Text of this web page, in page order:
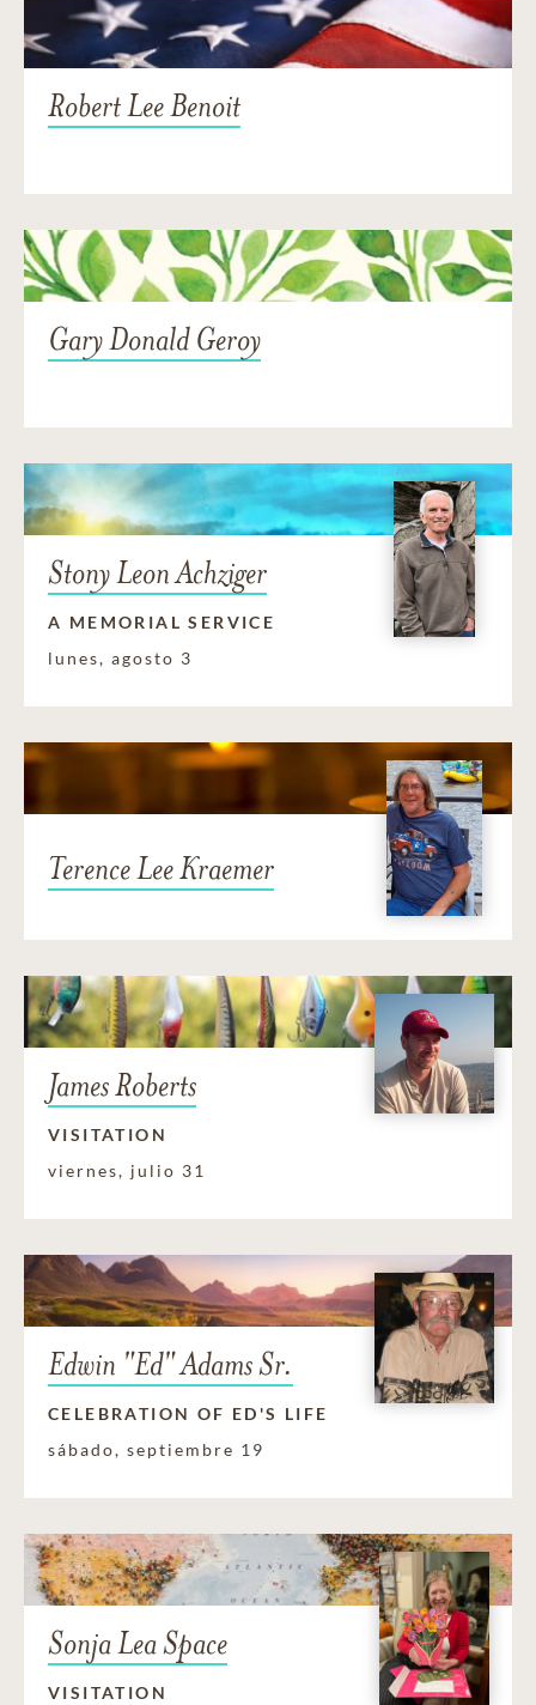
Robert Lee Benoit
Gary Donald Geroy
Stony Leon Achziger
A MEMORIAL SERVICE
lunes, agosto 3
Terence Lee Kraemer
James Roberts
VISITATION
viernes, julio 31
Edwin "Ed" Adams Sr.
CELEBRATION OF ED'S LIFE
sábado, septiembre 19
Sonja Lea Space
VISITATION